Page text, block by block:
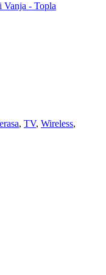
Vanja - Topla
, TV, Wireless,